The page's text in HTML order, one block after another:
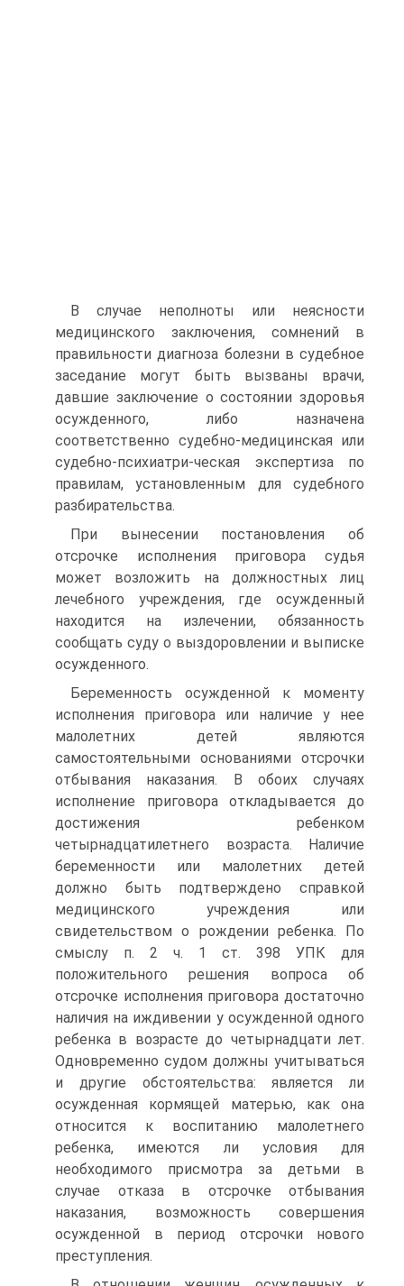
В случае неполноты или неясности
медицинского заключения, сомнений в
правильности диагноза болезни в судебное
заседание могут быть вызваны врачи,
давшие заключение о состоянии здоровья
осужденного, либо назначена
соответственно судебно-медицинская или
судебно-психиатри-ческая экспертиза по
правилам, установленным для судебного
разбирательства.
При вынесении постановления об
отсрочке исполнения приговора судья
может возложить на должностных лиц
лечебного учреждения, где осужденный
находится на излечении, обязанность
сообщать суду о выздоровлении и выписке
осужденного.
Беременность осужденной к моменту
исполнения приговора или наличие у нее
малолетних детей являются
самостоятельными основаниями отсрочки
отбывания наказания. В обоих случаях
исполнение приговора откладывается до
достижения ребенком
четырнадцатилетнего возраста. Наличие
беременности или малолетних детей
должно быть подтверждено справкой
медицинского учреждения или
свидетельством о рождении ребенка. По
смыслу п. 2 ч. 1 ст. 398 УПК для
положительного решения вопроса об
отсрочке исполнения приговора достаточно
наличия на иждивении у осужденной одного
ребенка в возрасте до четырнадцати лет.
Одновременно судом должны учитываться
и другие обстоятельства: является ли
осужденная кормящей матерью, как она
относится к воспитанию малолетнего
ребенка, имеются ли условия для
необходимого присмотра за детьми в
случае отказа в отсрочке отбывания
наказания, возможность совершения
осужденной в период отсрочки нового
преступления.